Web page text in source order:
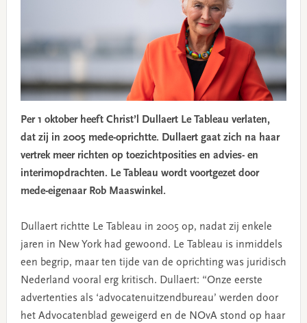
Per 1 oktober heeft Christ’l Dullaert Le Tableau verlaten,
dat zij in 2005 mede-oprichtte. Dullaert gaat zich na haar
vertrek meer richten op toezichtposities en advies- en
interimopdrachten. Le Tableau wordt voortgezet door
mede-eigenaar Rob Maaswinkel.
Dullaert richtte Le Tableau in 2005 op, nadat zij enkele
jaren in New York had gewoond. Le Tableau is inmiddels
een begrip, maar ten tijde van de oprichting was juridisch
Nederland vooral erg kritisch. Dullaert: “Onze eerste
advertenties als ‘advocatenuitzendbureau’ werden door
het Advocatenblad geweigerd en de NOvA stond op haar